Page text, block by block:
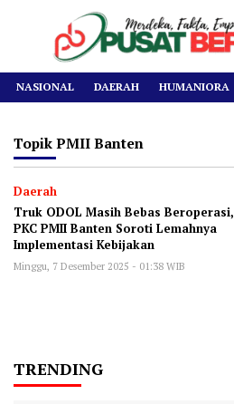
NASIONAL DAERAH HUMANIORA
Topik PMII Banten
Daerah
Truk ODOL Masih Bebas Beroperasi,
PKC PMII Banten Soroti Lemahnya
Implementasi Kebijakan
Minggu, 7 Desember 2025 - 01:38 WIB
TRENDING